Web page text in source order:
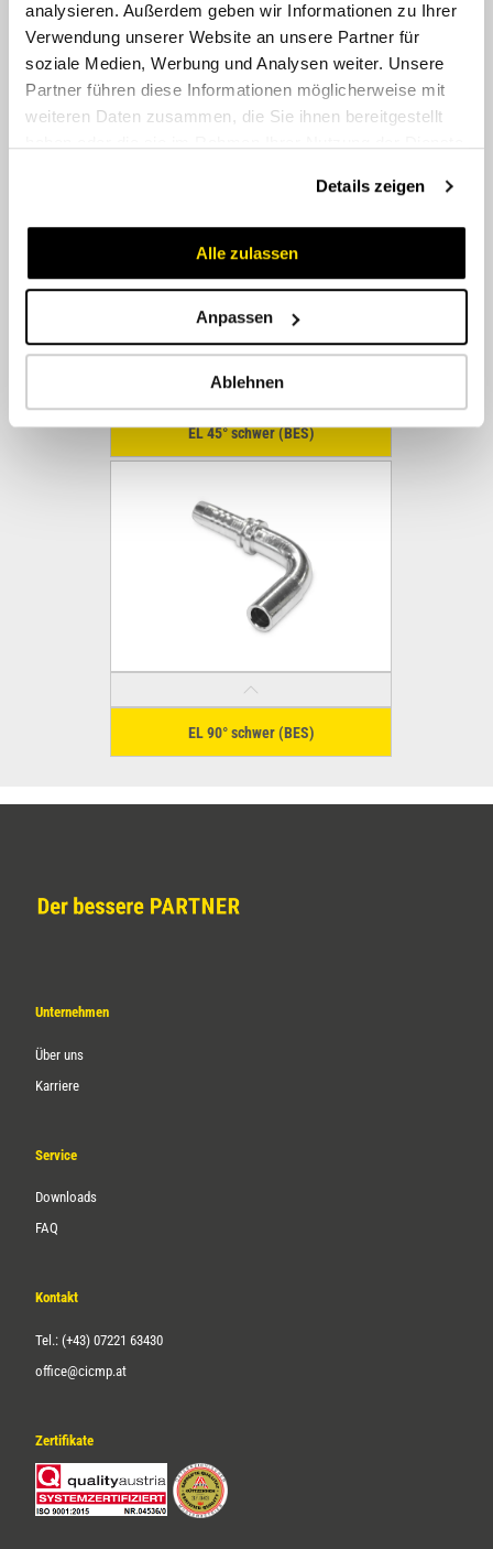
analysieren. Außerdem geben wir Informationen zu Ihrer
Verwendung unserer Website an unsere Partner für
soziale Medien, Werbung und Analysen weiter. Unsere
Partner führen diese Informationen möglicherweise mit
weiteren Daten zusammen, die Sie ihnen bereitgestellt
Details zeigen
Alle zulassen
Anpassen
Ablehnen
EL 45° schwer (BES)
EL 90° schwer (BES)
Unternehmen
Über uns
Karriere
Service
Downloads
FAQ
Kontakt
Tel.: (+43) 07221 63430
office@cicmp.at
Zertifikate